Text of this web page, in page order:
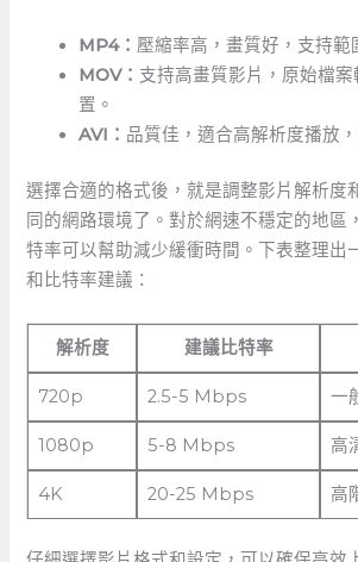
MP4： 壓縮率高，畫質好，支持範
MOV： 支持高畫質影片，原始檔
置。
AVI： 品質佳，適合高解析度播放
選擇合適的格式後，就是調整影片解析度
同的網路環境了。對於網速不穩定的地區
特率可以幫助減少緩衝時間。下表整理出
和比特率建議：
解析度 建議比特率
720p 2.5-5 Mbps 一
1080p 5-8 Mbps 高
4K 20-25‌ Mbps 高